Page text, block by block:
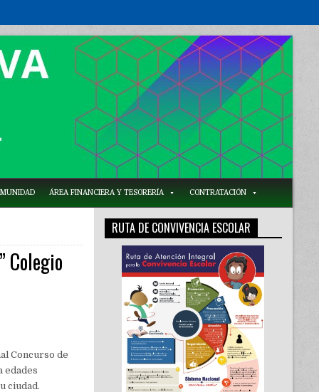
ÁREA FINANCIERA Y TESORERÍA CONTRATACIÓN
Colegio
Concurso de
edades
ciudad.
RUTA DE CONVIVENCIA ESCOLAR